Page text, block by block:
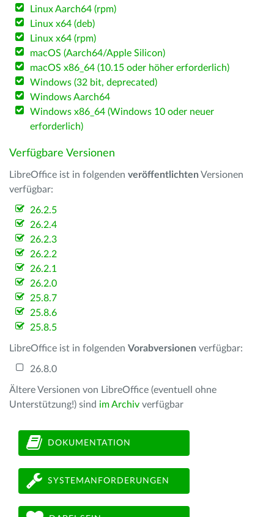
Linux Aarch64 (rpm)
Linux x64 (deb)
Linux x64 (rpm)
macOS (Aarch64/Apple Silicon)
macOS x86_64 (10.15 oder höher erforderlich)
Windows (32 bit, deprecated)
Windows Aarch64
Windows x86_64 (Windows 10 oder neuer
erforderlich)
Verfügbare Versionen
LibreOffice ist in folgenden veröffentlichten Versionen
verfügbar:
26.2.5
26.2.4
26.2.3
26.2.2
26.2.1
26.2.0
25.8.7
25.8.6
25.8.5
LibreOffice ist in folgenden Vorabversionen verfügbar:
26.8.0
Ältere Versionen von LibreOffice (eventuell ohne
Unterstützung!) sind im Archiv verfügbar
DOKUMENTATION
SYSTEMANFORDERUNGEN